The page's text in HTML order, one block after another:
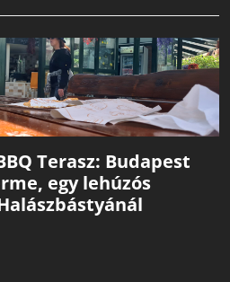
Terasz: Budapest
egy lehúzós